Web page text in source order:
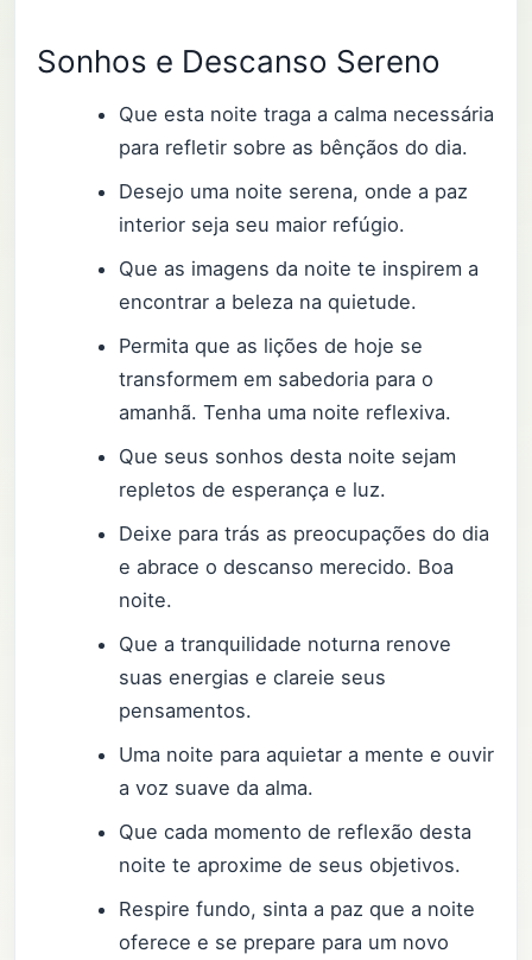
Sonhos e Descanso Sereno
Que esta noite traga a calma necessária
para refletir sobre as bênçãos do dia.
Desejo uma noite serena, onde a paz
interior seja seu maior refúgio.
Que as imagens da noite te inspirem a
encontrar a beleza na quietude.
Permita que as lições de hoje se
transformem em sabedoria para o
amanhã. Tenha uma noite reflexiva.
Que seus sonhos desta noite sejam
repletos de esperança e luz.
Deixe para trás as preocupações do dia
e abrace o descanso merecido. Boa
noite.
Que a tranquilidade noturna renove
suas energias e clareie seus
pensamentos.
Uma noite para aquietar a mente e ouvir
a voz suave da alma.
Que cada momento de reflexão desta
noite te aproxime de seus objetivos.
Respire fundo, sinta a paz que a noite
oferece e se prepare para um novo